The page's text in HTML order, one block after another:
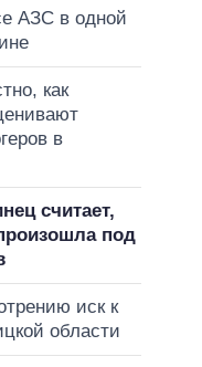
АЗС в одной
как
в
считает,
под
иск к
области